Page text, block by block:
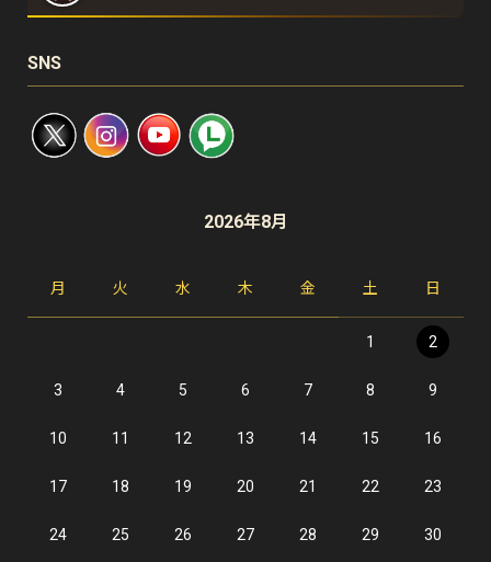
SNS
2026年8月
月 火 水 木 金 土 日
1 2
3 4 5 6 7 8 9
10 11 12 13 14 15 16
17 18 19 20 21 22 23
24 25 26 27 28 29 30